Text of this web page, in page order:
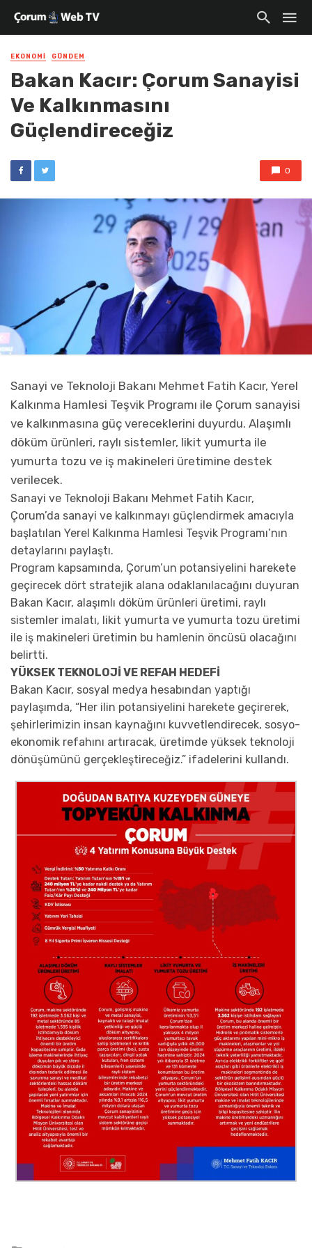
EKONOMI GÜNDEM
Bakan Kacır: Çorum Sanayisi
Ve Kalkınmasını
Güçlendireceğiz
0
Sanayi ve Teknoloji Bakanı Mehmet Fatih Kacır, Yerel
Kalkınma Hamlesi Teşvik Programı ile Çorum sanayisi
ve kalkınmasına güç vereceklerini duyurdu. Alaşımlı
döküm ürünleri, raylı sistemler, likit yumurta ile
yumurta tozu ve iş makineleri üretimine destek
verilecek.
Sanayi ve Teknoloji Bakanı Mehmet Fatih Kacır,
Çorum’da sanayi ve kalkınmayı güçlendirmek amacıyla
başlatılan Yerel Kalkınma Hamlesi Teşvik Programı’nın
detaylarını paylaştı.
Program kapsamında, Çorum’un potansiyelini harekete
geçirecek dört stratejik alana odaklanılacağını duyuran
Bakan Kacır, alaşımlı döküm ürünleri üretimi, raylı
sistemler imalatı, likit yumurta ve yumurta tozu üretimi
ile iş makineleri üretimin bu hamlenin öncüsü olacağını
belirtti.
YÜKSEK TEKNOLOJİ VE REFAH HEDEFİ
Bakan Kacır, sosyal medya hesabından yaptığı
paylaşımda, “Her ilin potansiyelini harekete geçirerek,
şehirlerimizin insan kaynağını kuvvetlendirecek, sosyo-
ekonomik refahını artıracak, üretimde yüksek teknoloji
dönüşümünü gerçekleştireceğiz.” ifadelerini kullandı.